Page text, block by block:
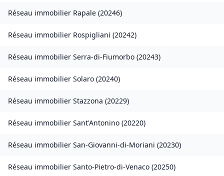
Réseau immobilier Rapale (20246)
Réseau immobilier Rospigliani (20242)
Réseau immobilier Serra-di-Fiumorbo (20243)
Réseau immobilier Solaro (20240)
Réseau immobilier Stazzona (20229)
Réseau immobilier Sant'Antonino (20220)
Réseau immobilier San-Giovanni-di-Moriani (20230)
Réseau immobilier Santo-Pietro-di-Venaco (20250)